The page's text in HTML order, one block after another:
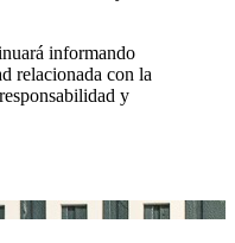
informando
relacionada con la
y